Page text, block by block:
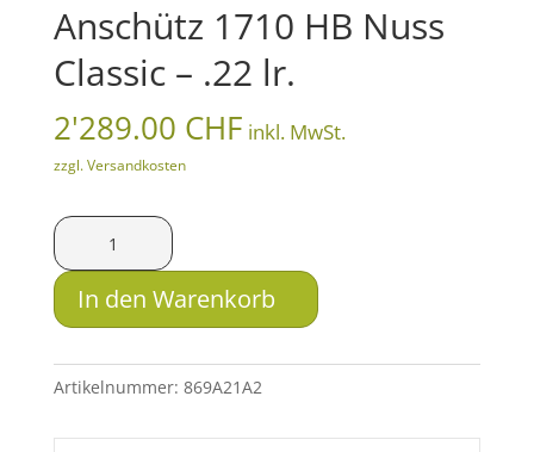
Anschütz 1710 HB Nuss
Classic – .22 lr.
2'289.00 CHF inkl. MwSt.
zzgl. Versandkosten
Anschütz
1710
HB
Nuss
-
lr.
In den Warenkorb
Artikelnummer: 869A21A2